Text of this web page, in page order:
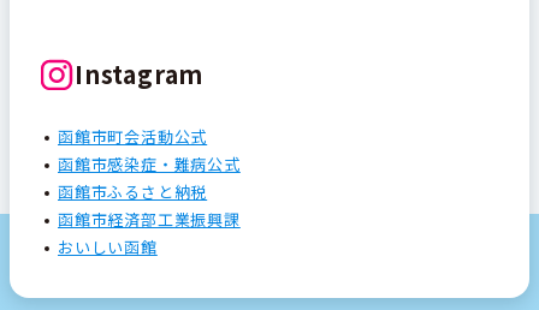
Instagram
函館市町会活動公式
函館市感染症・難病公式
函館市ふるさと納税
函館市経済部工業振興課
おいしい函館